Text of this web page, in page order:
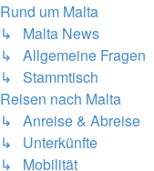
Rund um Malta
↳ Malta News
↳ Allgemeine Fragen
↳ Stammtisch
Reisen nach Malta
↳ Anreise & Abreise
↳ Unterkünfte
↳ Mobilität